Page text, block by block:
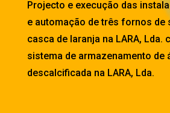
Projecto e execução das
e automação de três fornos de
casca de laranja na LARA, Lda.
sistema de armazenamento de
descalcificada na LARA, Lda.